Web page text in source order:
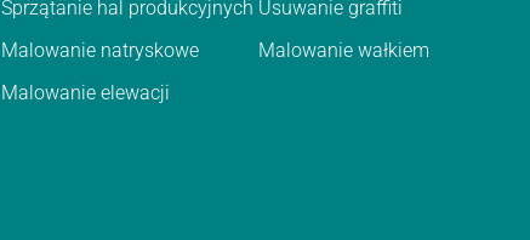
Sprzątanie hal produkcyjnych Usuwanie graffiti
Malowanie natryskowe
Malowanie wałkiem
Malowanie elewacji